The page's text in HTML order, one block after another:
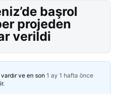
başrol
projeden
verildi
ve en son 1 ay 1 hafta önce